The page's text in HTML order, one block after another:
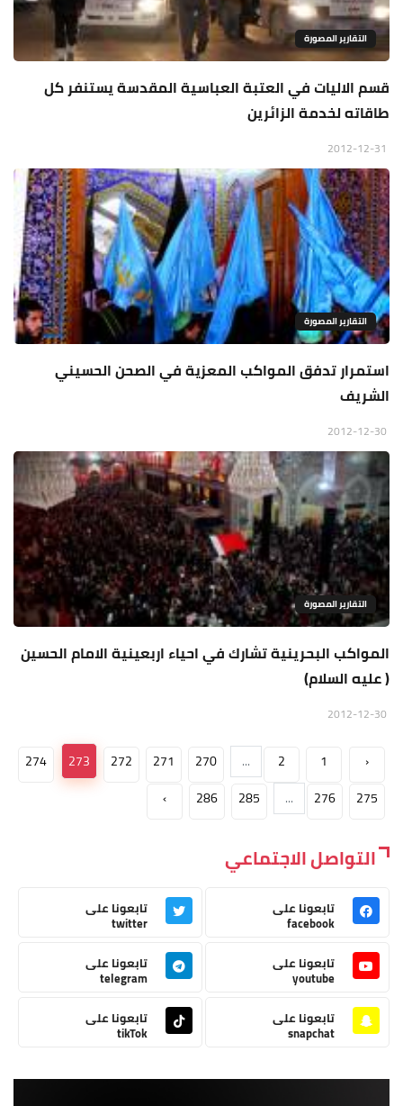
التقارير المصورة
قسم الاليات في العتبة العباسية المقدسة يستنفر كل
طاقاته لخدمة الزائرين
التقارير المصورة
استمرار تدفق المواكب المعزية في الصحن الحسيني
الشريف
التقارير المصورة
المواكب البحرينية تشارك في احياء اربعينية الامام الحسين
( عليه السلام)
‹
1
2
...
270
271
272
273
274
275
276
...
285
286
›
التواصل الاجتماعي
تابعونا على
facebook
تابعونا على
twitter
تابعونا على
youtube
تابعونا على
telegram
تابعونا على
snapchat
تابعونا على
tikTok